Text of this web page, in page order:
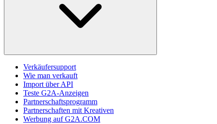
Verkäufersupport
Wie man verkauft
Import über API
Teste G2A-Anzeigen
Partnerschaftsprogramm
Partnerschaften mit Kreativen
Werbung auf G2A.COM